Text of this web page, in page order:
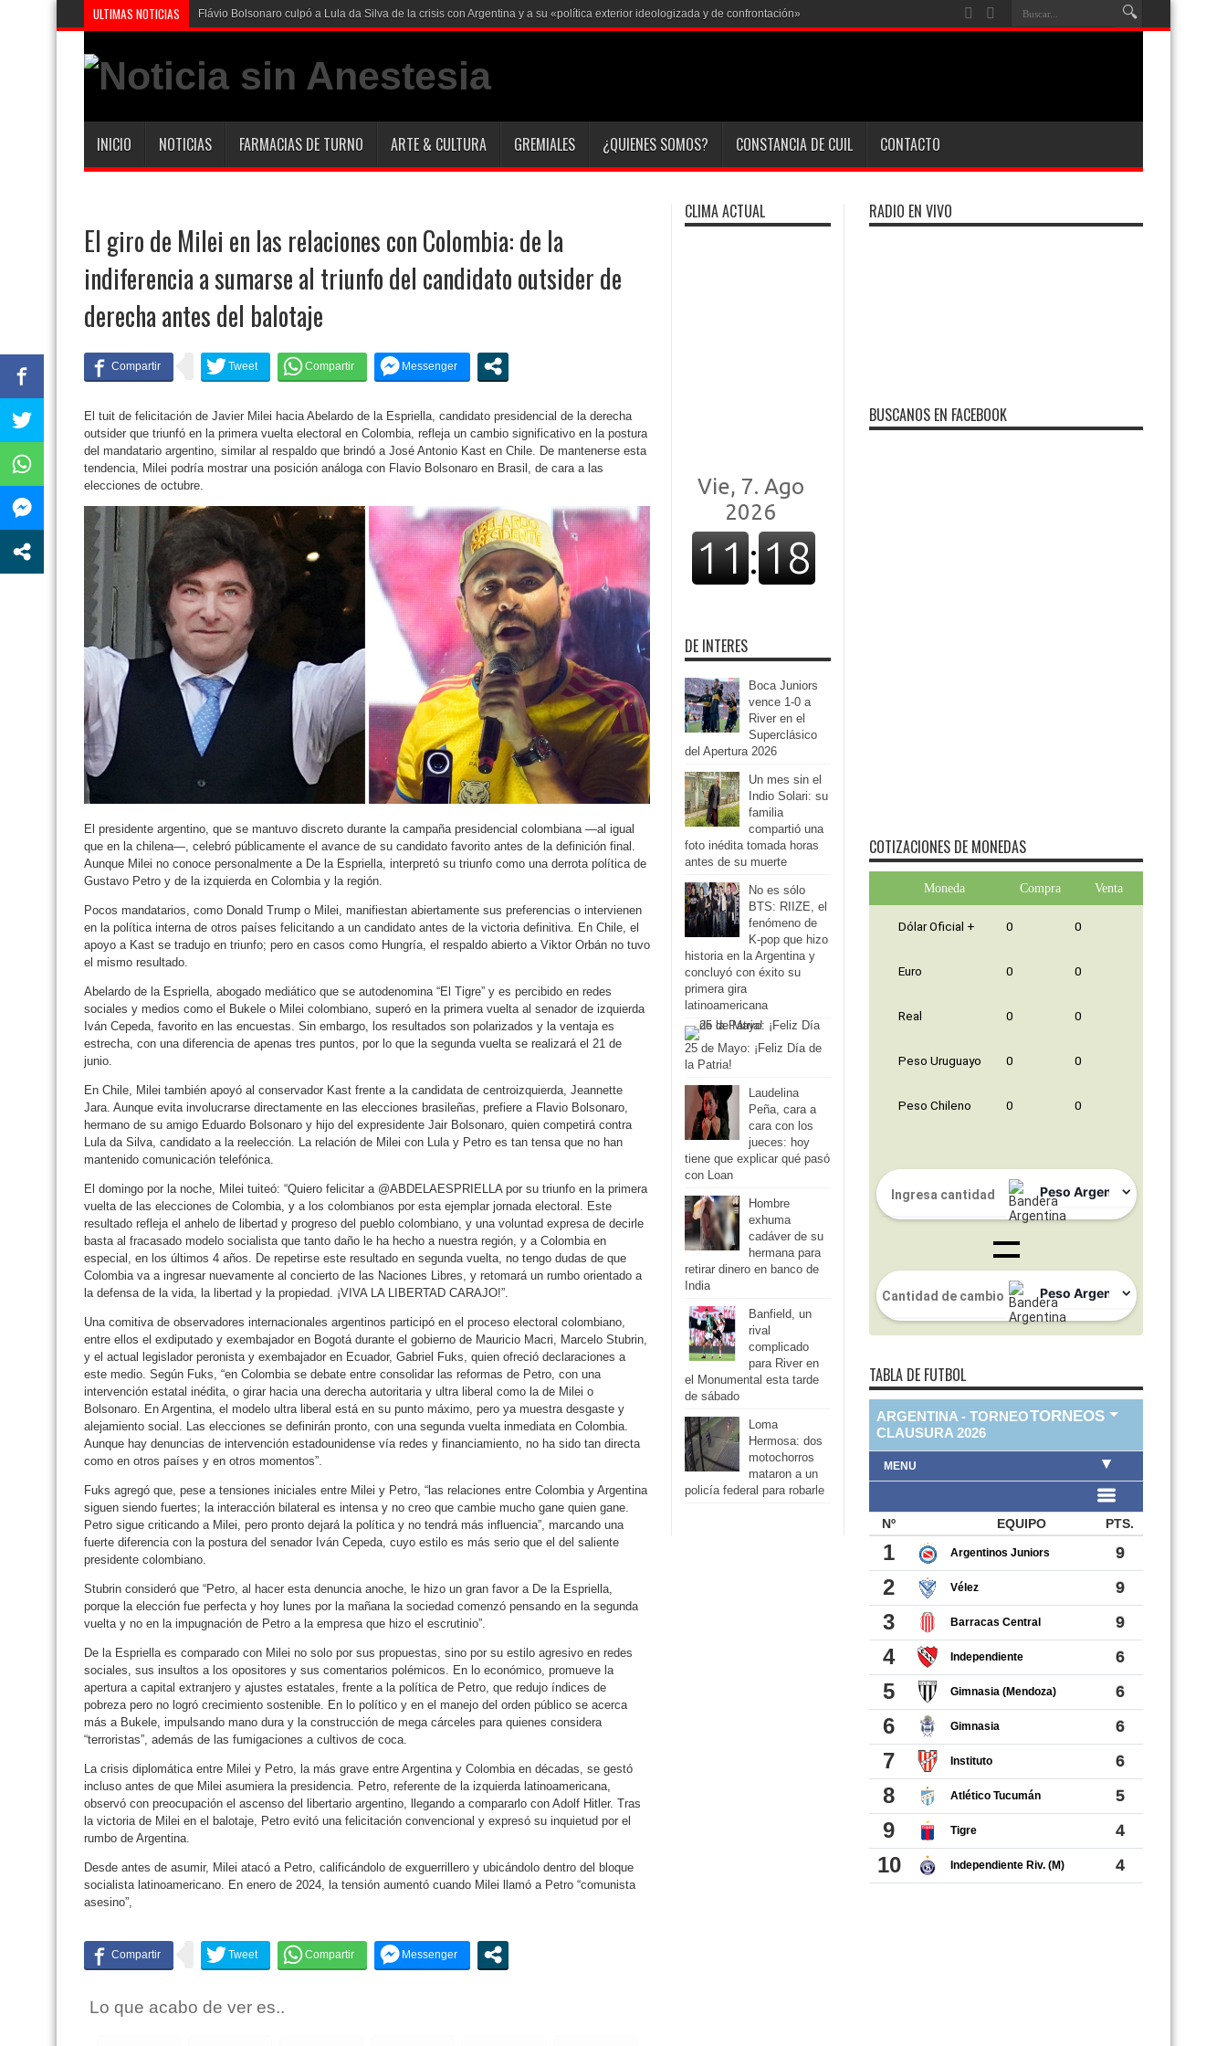
ULTIMAS NOTICIAS Flávio Bolsonaro culpó a Lula da Silva de la crisis con Argentina y a su «política exterior ideologizada y de confrontación»
INICIO NOTICIAS FARMACIAS DE TURNO ARTE & CULTURA GREMIALES ¿QUIENES SOMOS? CONSTANCIA DE CUIL CONTACTO
El giro de Milei en las relaciones con Colombia: de la
indiferencia a sumarse al triunfo del candidato outsider de
derecha antes del balotaje
El tuit de felicitación de Javier Milei hacia Abelardo de la Espriella, candidato presidencial de la derecha
outsider que triunfó en la primera vuelta electoral en Colombia, refleja un cambio significativo en la postura
del mandatario argentino, similar al respaldo que brindó a José Antonio Kast en Chile. De mantenerse esta
tendencia, Milei podría mostrar una posición análoga con Flavio Bolsonaro en Brasil, de cara a las
elecciones de octubre.
El presidente argentino, que se mantuvo discreto durante la campaña presidencial colombiana —al igual
que en la chilena—, celebró públicamente el avance de su candidato favorito antes de la definición final.
Aunque Milei no conoce personalmente a De la Espriella, interpretó su triunfo como una derrota política de
Gustavo Petro y de la izquierda en Colombia y la región.
Pocos mandatarios, como Donald Trump o Milei, manifiestan abiertamente sus preferencias o intervienen
en la política interna de otros países felicitando a un candidato antes de la victoria definitiva. En Chile, el
apoyo a Kast se tradujo en triunfo; pero en casos como Hungría, el respaldo abierto a Viktor Orbán no tuvo
el mismo resultado.
Abelardo de la Espriella, abogado mediático que se autodenomina “El Tigre” y es percibido en redes
sociales y medios como el Bukele o Milei colombiano, superó en la primera vuelta al senador de izquierda
Iván Cepeda, favorito en las encuestas. Sin embargo, los resultados son polarizados y la ventaja es
estrecha, con una diferencia de apenas tres puntos, por lo que la segunda vuelta se realizará el 21 de
junio.
En Chile, Milei también apoyó al conservador Kast frente a la candidata de centroizquierda, Jeannette
Jara. Aunque evita involucrarse directamente en las elecciones brasileñas, prefiere a Flavio Bolsonaro,
hermano de su amigo Eduardo Bolsonaro y hijo del expresidente Jair Bolsonaro, quien competirá contra
Lula da Silva, candidato a la reelección. La relación de Milei con Lula y Petro es tan tensa que no han
mantenido comunicación telefónica.
El domingo por la noche, Milei tuiteó: “Quiero felicitar a @ABDELAESPRIELLA por su triunfo en la primera
vuelta de las elecciones de Colombia, y a los colombianos por esta ejemplar jornada electoral. Este
resultado refleja el anhelo de libertad y progreso del pueblo colombiano, y una voluntad expresa de decirle
basta al fracasado modelo socialista que tanto daño le ha hecho a nuestra región, y a Colombia en
especial, en los últimos 4 años. De repetirse este resultado en segunda vuelta, no tengo dudas de que
Colombia va a ingresar nuevamente al concierto de las Naciones Libres, y retomará un rumbo orientado a
la defensa de la vida, la libertad y la propiedad. ¡VIVA LA LIBERTAD CARAJO!”.
Una comitiva de observadores internacionales argentinos participó en el proceso electoral colombiano,
entre ellos el exdiputado y exembajador en Bogotá durante el gobierno de Mauricio Macri, Marcelo Stubrin,
y el actual legislador peronista y exembajador en Ecuador, Gabriel Fuks, quien ofreció declaraciones a
este medio. Según Fuks, “en Colombia se debate entre consolidar las reformas de Petro, con una
intervención estatal inédita, o girar hacia una derecha autoritaria y ultra liberal como la de Milei o
Bolsonaro. En Argentina, el modelo ultra liberal está en su punto máximo, pero ya muestra desgaste y
alejamiento social. Las elecciones se definirán pronto, con una segunda vuelta inmediata en Colombia.
Aunque hay denuncias de intervención estadounidense vía redes y financiamiento, no ha sido tan directa
como en otros países y en otros momentos”.
Fuks agregó que, pese a tensiones iniciales entre Milei y Petro, “las relaciones entre Colombia y Argentina
siguen siendo fuertes; la interacción bilateral es intensa y no creo que cambie mucho gane quien gane.
Petro sigue criticando a Milei, pero pronto dejará la política y no tendrá más influencia”, marcando una
fuerte diferencia con la postura del senador Iván Cepeda, cuyo estilo es más serio que el del saliente
presidente colombiano.
Stubrin consideró que “Petro, al hacer esta denuncia anoche, le hizo un gran favor a De la Espriella,
porque la elección fue perfecta y hoy lunes por la mañana la sociedad comenzó pensando en la segunda
vuelta y no en la impugnación de Petro a la empresa que hizo el escrutinio”.
De la Espriella es comparado con Milei no solo por sus propuestas, sino por su estilo agresivo en redes
sociales, sus insultos a los opositores y sus comentarios polémicos. En lo económico, promueve la
apertura a capital extranjero y ajustes estatales, frente a la política de Petro, que redujo índices de
pobreza pero no logró crecimiento sostenible. En lo político y en el manejo del orden público se acerca
más a Bukele, impulsando mano dura y la construcción de mega cárceles para quienes considera
“terroristas”, además de las fumigaciones a cultivos de coca.
La crisis diplomática entre Milei y Petro, la más grave entre Argentina y Colombia en décadas, se gestó
incluso antes de que Milei asumiera la presidencia. Petro, referente de la izquierda latinoamericana,
observó con preocupación el ascenso del libertario argentino, llegando a compararlo con Adolf Hitler. Tras
la victoria de Milei en el balotaje, Petro evitó una felicitación convencional y expresó su inquietud por el
rumbo de Argentina.
Desde antes de asumir, Milei atacó a Petro, calificándolo de exguerrillero y ubicándolo dentro del bloque
socialista latinoamericano. En enero de 2024, la tensión aumentó cuando Milei llamó a Petro “comunista
asesino”,
Lo que acabo de ver es..
CLIMA ACTUAL
DE INTERES
Boca Juniors
vence 1-0 a
River en el
Superclásico
del Apertura 2026
Un mes sin el
Indio Solari: su
familia
compartió una
foto inédita tomada horas
antes de su muerte
No es sólo
BTS: RIIZE, el
fenómeno de
K-pop que hizo
historia en la Argentina y
concluyó con éxito su
primera gira
latinoamericana
25 de Mayo: ¡Feliz Día de
la Patria!
Laudelina
Peña, cara a
cara con los
jueces: hoy
tiene que explicar qué pasó
con Loan
Hombre
exhuma
cadáver de su
hermana para
retirar dinero en banco de
India
Banfield, un
rival
complicado
para River en
el Monumental esta tarde
de sábado
Loma
Hermosa: dos
motochorros
mataron a un
policía federal para robarle
RADIO EN VIVO
BUSCANOS EN FACEBOOK
COTIZACIONES DE MONEDAS
Moneda Compra Venta
Dólar Oficial + 0 0
Euro 0 0
Real 0 0
Peso Uruguayo 0 0
Peso Chileno 0 0
TABLA DE FUTBOL